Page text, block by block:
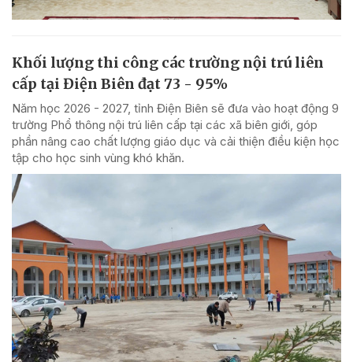
Khối lượng thi công các trường nội trú liên
cấp tại Điện Biên đạt 73 - 95%
Năm học 2026 - 2027, tỉnh Điện Biên sẽ đưa vào hoạt động 9
trường Phổ thông nội trú liên cấp tại các xã biên giới, góp
phần nâng cao chất lượng giáo dục và cải thiện điều kiện học
tập cho học sinh vùng khó khăn.